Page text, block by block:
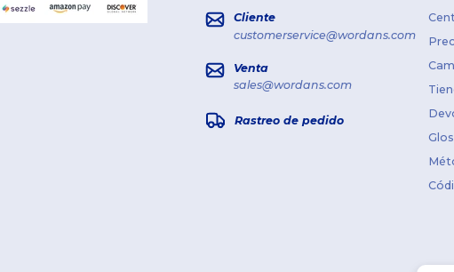
Cliente
customerservice@wordans.com
Venta
sales@wordans.com
Rastreo de pedido